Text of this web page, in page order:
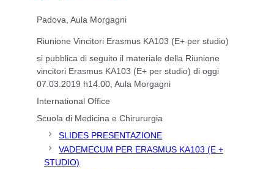
Padova, Aula Morgagni
Riunione Vincitori Erasmus KA103 (E+ per studio)
si pubblica di seguito il materiale della Riunione
vincitori Erasmus KA103 (E+ per studio) di oggi
07.03.2019 h14.00, Aula Morgagni
International Office
Scuola di Medicina e Chirururgia
SLIDES PRESENTAZIONE
VADEMECUM PER ERASMUS KA103 (E +
STUDIO)